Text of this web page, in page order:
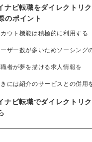
ナビ転職をダイレクトリ
のポイント
ウト機能は積極的に利用する
ザー数が多いためソーシング
者が夢を描ける求人情報を
には紹介のサービスとの併用
ナビ転職でダイレクトリ